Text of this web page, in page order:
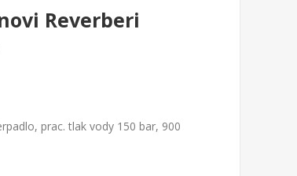
Reverberi
prac. tlak vody 150 bar, 900